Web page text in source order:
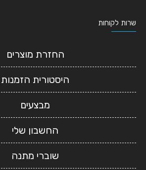
שרות לקוחות
החזרת מוצרים
היסטורית הזמנות
מבצעים
החשבון שלי
שוברי מתנה